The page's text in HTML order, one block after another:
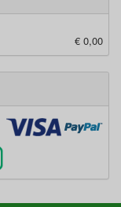
€ 0,00